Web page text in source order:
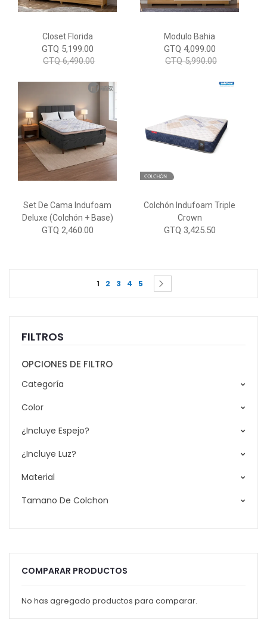
Closet Florida
GTQ 5,199.00
GTQ 6,490.00
Modulo Bahia
GTQ 4,099.00
GTQ 5,990.00
Set De Cama Indufoam
Deluxe (Colchón + Base)
GTQ 2,460.00
Colchón Indufoam Triple
Crown
GTQ 3,425.50
Page
You're currently reading page
1 Page
2 Page
3 Page
4 Page
5 Page
FILTROS
OPCIONES DE FILTRO
Categoría
Color
¿Incluye Espejo?
¿Incluye Luz?
Material
Tamano De Colchon
COMPARAR PRODUCTOS
No has agregado productos para comparar.